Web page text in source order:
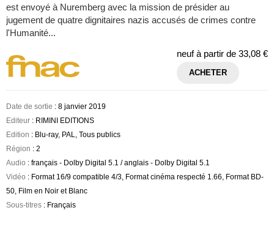
est envoyé à Nuremberg avec la mission de présider au
jugement de quatre dignitaires nazis accusés de crimes contre
l'Humanité...
neuf à partir de 33,08 €
ACHETER
Date de sortie : 8 janvier 2019
Editeur : RIMINI EDITIONS
Edition : Blu-ray, PAL, Tous publics
Région : 2
Audio : français - Dolby Digital 5.1 / anglais - Dolby Digital 5.1
Vidéo : Format 16/9 compatible 4/3, Format cinéma respecté 1.66, Format BD-
50, Film en Noir et Blanc
Sous-titres : Français